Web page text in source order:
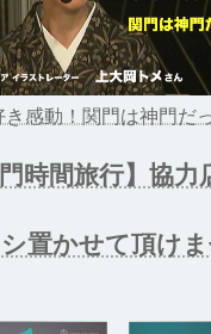
感動！関門は神門だっ
門時間旅行】協力
置かせて頂け